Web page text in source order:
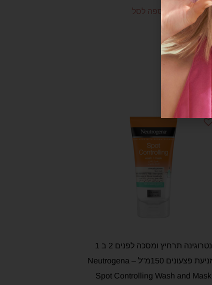
הוספה לסל
נטרוגינה תרחיץ ומסכה לפנים 2 ב 1
למניעת פצעונים 150מ"ל – Neutrogena
Spot Controlling Wash and Mask